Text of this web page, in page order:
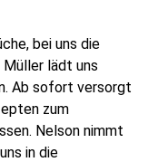
bei uns die
Müller lädt uns
Ab sofort versorgt
zum
Nelson nimmt
in die